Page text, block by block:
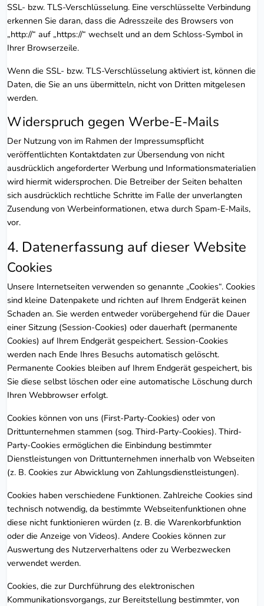
SSL- bzw. TLS-Verschlüsselung. Eine verschlüsselte Verbindung
erkennen Sie daran, dass die Adresszeile des Browsers von
„http://“ auf „https://“ wechselt und an dem Schloss-Symbol in
Ihrer Browserzeile.
Wenn die SSL- bzw. TLS-Verschlüsselung aktiviert ist, können die
Daten, die Sie an uns übermitteln, nicht von Dritten mitgelesen
werden.
Widerspruch gegen Werbe-E-Mails
Der Nutzung von im Rahmen der Impressumspflicht
veröffentlichten Kontaktdaten zur Übersendung von nicht
ausdrücklich angeforderter Werbung und Informationsmaterialien
wird hiermit widersprochen. Die Betreiber der Seiten behalten
sich ausdrücklich rechtliche Schritte im Falle der unverlangten
Zusendung von Werbeinformationen, etwa durch Spam-E-Mails,
vor.
4. Datenerfassung auf dieser Website
Cookies
Unsere Internetseiten verwenden so genannte „Cookies“. Cookies
sind kleine Datenpakete und richten auf Ihrem Endgerät keinen
Schaden an. Sie werden entweder vorübergehend für die Dauer
einer Sitzung (Session-Cookies) oder dauerhaft (permanente
Cookies) auf Ihrem Endgerät gespeichert. Session-Cookies
werden nach Ende Ihres Besuchs automatisch gelöscht.
Permanente Cookies bleiben auf Ihrem Endgerät gespeichert, bis
Sie diese selbst löschen oder eine automatische Löschung durch
Ihren Webbrowser erfolgt.
Cookies können von uns (First-Party-Cookies) oder von
Drittunternehmen stammen (sog. Third-Party-Cookies). Third-
Party-Cookies ermöglichen die Einbindung bestimmter
Dienstleistungen von Drittunternehmen innerhalb von Webseiten
(z. B. Cookies zur Abwicklung von Zahlungsdienstleistungen).
Cookies haben verschiedene Funktionen. Zahlreiche Cookies sind
technisch notwendig, da bestimmte Webseitenfunktionen ohne
diese nicht funktionieren würden (z. B. die Warenkorbfunktion
oder die Anzeige von Videos). Andere Cookies können zur
Auswertung des Nutzerverhaltens oder zu Werbezwecken
verwendet werden.
Cookies, die zur Durchführung des elektronischen
Kommunikationsvorgangs, zur Bereitstellung bestimmter, von